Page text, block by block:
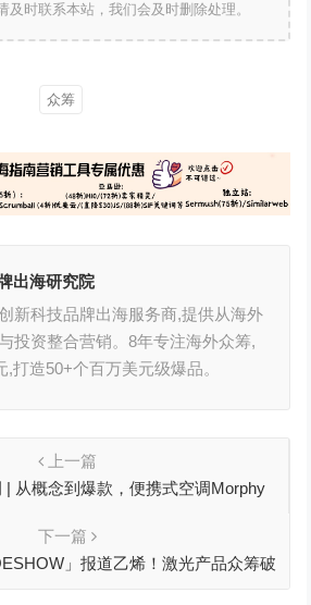
及时联系本站，我们会及时删除处理。
众筹
出海研究院
新科技品牌出海服务商,提供从海外
投资整合营销。8年专注海外众筹,
,打造50+个百万美元级爆品。
上一篇
| 从概念到爆款，便携式空调Morphy
下一篇
」报道乙烯！激光产品众筹破